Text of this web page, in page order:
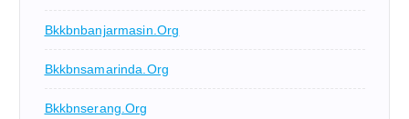
Bkkbnbanjarmasin.org
Bkkbnsamarinda.org
Bkkbnserang.org